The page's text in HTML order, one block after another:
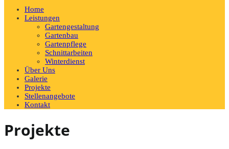
Home
Leistungen
Gartengestaltung
Gartenbau
Gartenpflege
Schnittarbeiten
Winterdienst
Über Uns
Galerie
Projekte
Stellenangebote
Kontakt
Projekte